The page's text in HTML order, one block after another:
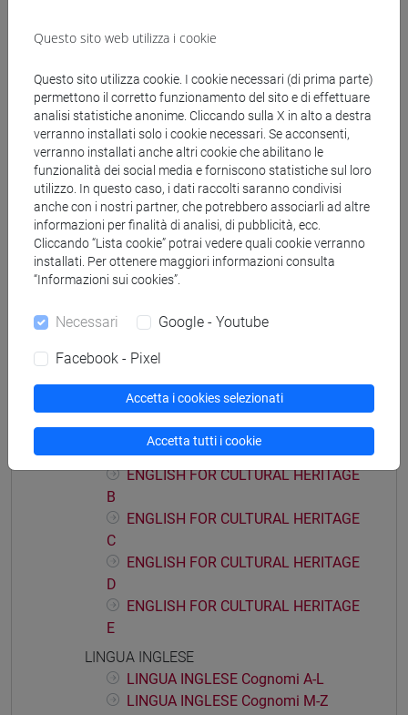
ACADEMIC WRITING
ACADEMIC WRITING B
ACADEMIC WRITING C
ACADEMIC WRITING D
ENGLISH FOR ARTS MANAGEMENT
ENGLISH FOR ARTS MANAGEMENT
A
ENGLISH FOR ARTS MANAGEMENT
B
ENGLISH FOR ARTS MANAGEMENT
ENGLISH FOR ARTS MANAGEMENT
ENGLISH FOR ARTS MANAGEMENT
ENGLISH FOR CULTURAL HERITAGE
ENGLISH FOR CULTURAL HERITAGE
A
ENGLISH FOR CULTURAL HERITAGE
B
ENGLISH FOR CULTURAL HERITAGE
C
ENGLISH FOR CULTURAL HERITAGE
D
ENGLISH FOR CULTURAL HERITAGE
E
LINGUA INGLESE
LINGUA INGLESE Cognomi A-L
LINGUA INGLESE Cognomi M-Z
Questo sito web utilizza i cookie
Questo sito utilizza cookie. I cookie necessari (di prima parte)
permettono il corretto funzionamento del sito e di effettuare
analisi statistiche anonime. Cliccando sulla X in alto a destra
verranno installati solo i cookie necessari. Se acconsenti,
verranno installati anche altri cookie che abilitano le
funzionalità dei social media e forniscono statistiche sul loro
utilizzo. In questo caso, i dati raccolti saranno condivisi
anche con i nostri partner, che potrebbero associarli ad altre
informazioni per finalità di analisi, di pubblicità, ecc.
Cliccando “Lista cookie” potrai vedere quali cookie verranno
installati. Per ottenere maggiori informazioni consulta
“Informazioni sui cookies”.
Necessari Google - Youtube
Facebook - Pixel
Accetta i cookies selezionati
Accetta tutti i cookie